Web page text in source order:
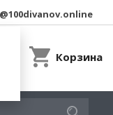
Корзина